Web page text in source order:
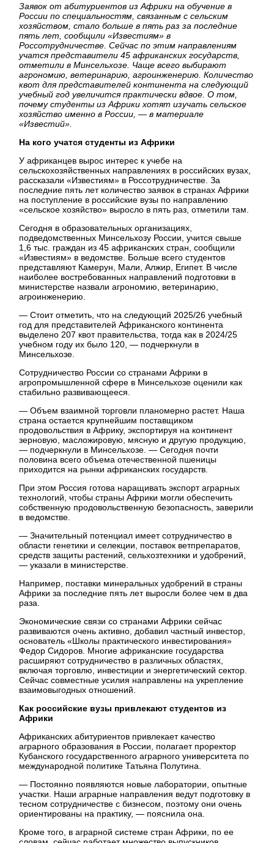
Заявок от абитуриентов из Африки на обучение в
России по специальностям, связанным с сельским
хозяйством, стало больше в пять раз за последние
пять лет, сообщили «Известиям» в
Россотрудничестве. Сейчас по этим направлениям
учатся представители 45 африканских государств,
отметили в Минсельхозе. Чаще всего выбирают
агрономию, ветеринарию, агроинженерию. Количество
квот для представителей континента на следующий
учебный год увеличится практически вдвое. О том,
почему студенты из Африки хотят изучать сельское
хозяйство именно в России, — в материале
«Известий».
На кого учатся студенты из Африки
У африканцев вырос интерес к учебе на
сельскохозяйственных направлениях в российских вузах,
рассказали «Известиям» в Россотрудничестве. За
последние пять лет количество заявок в странах Африки
на поступление в российские вузы по направлению
«сельское хозяйство» выросло в пять раз, отметили там.
Сегодня в образовательных организациях,
подведомственных Минсельхозу России, учится свыше
1,6 тыс. граждан из 45 африканских стран, сообщили
«Известиям» в ведомстве. Больше всего студентов
представляют Камерун, Мали, Алжир, Египет. В числе
наиболее востребованных направлений подготовки в
министерстве назвали агрономию, ветеринарию,
агроинженерию.
— Стоит отметить, что на следующий 2025/26 учебный
год для представителей Африканского континента
выделено 207 квот правительства, тогда как в 2024/25
учебном году их было 120, — подчеркнули в
Минсельхозе.
Сотрудничество России со странами Африки в
агропромышленной сфере в Минсельхозе оценили как
стабильно развивающееся.
— Объем взаимной торговли планомерно растет. Наша
страна остается крупнейшим поставщиком
продовольствия в Африку, экспортируя на континент
зерновую, масложировую, мясную и другую продукцию,
— подчеркнули в Минсельхозе. — Сегодня почти
половина всего объема отечественной пшеницы
приходится на рынки африканских государств.
При этом Россия готова наращивать экспорт аграрных
технологий, чтобы страны Африки могли обеспечить
собственную продовольственную безопасность, заверили
в ведомстве.
— Значительный потенциал имеет сотрудничество в
области генетики и селекции, поставок ветпрепаратов,
средств защиты растений, сельхозтехники и удобрений,
— указали в министерстве.
Например, поставки минеральных удобрений в страны
Африки за последние пять лет выросли более чем в два
раза.
Экономические связи со странами Африки сейчас
развиваются очень активно, добавил частный инвестор,
основатель «Школы практического инвестирования»
Федор Сидоров. Многие африканские государства
расширяют сотрудничество в различных областях,
включая торговлю, инвестиции и энергетический сектор.
Сейчас совместные усилия направлены на укрепление
взаимовыгодных отношений.
Как российские вузы привлекают студентов из
Африки
Африканских абитуриентов привлекает качество
аграрного образования в России, полагает проректор
Кубанского государственного аграрного университета по
международной политике Татьяна Полутина.
— Постоянно появляются новые лаборатории, опытные
участки. Наши аграрные направления ведут подготовку в
тесном сотрудничестве с бизнесом, поэтому они очень
ориентированы на практику, — пояснила она.
Кроме того, в аграрной системе стран Африки, по ее